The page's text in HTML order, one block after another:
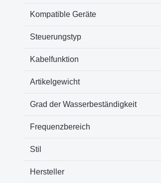
Kompatible Geräte
Steuerungstyp
Kabelfunktion
Artikelgewicht
Grad der Wasserbeständigkeit
Frequenzbereich
Stil
Hersteller